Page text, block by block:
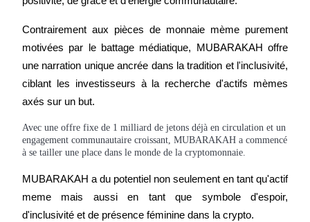
Contrairement aux pièces de monnaie mème purement
motivées par le battage médiatique, MUBARAKAH offre
une narration unique ancrée dans la tradition et l'inclusivité,
ciblant les investisseurs à la recherche d'actifs mèmes
axés sur un but.
Avec une offre fixe de 1 milliard de jetons déjà en circulation et un
engagement communautaire croissant, MUBARAKAH a commencé
à se tailler une place dans le monde de la cryptomonnaie.
MUBARAKAH a du potentiel non seulement en tant qu'actif
meme mais aussi en tant que symbole d'espoir,
d'inclusivité et de présence féminine dans la crypto.